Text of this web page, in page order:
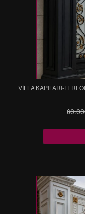
VİLLA KAPILARI-